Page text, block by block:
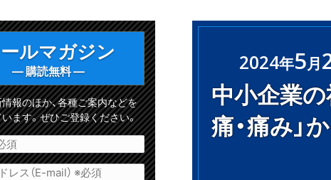
2024年5月
中小企業の
痛・痛み」
ルマガジン
— 購読無料 —
報のほか、各種ご案内などを
ます。ぜひご登録ください。